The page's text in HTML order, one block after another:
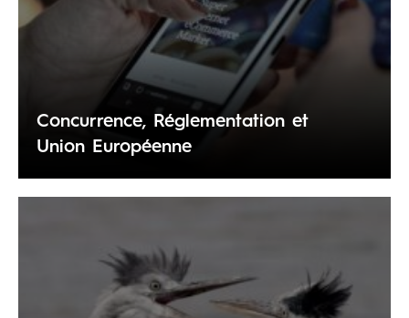
Concurrence, Réglementation et
Union Européenne